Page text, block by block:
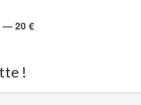
— 20 €
!